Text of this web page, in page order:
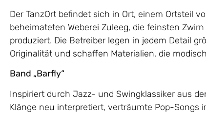
Der TanzOrt befindet sich in Ort, einem Ortsteil
beheimateten Weberei Zuleeg, die feinsten
produziert. Die Betreiber legen in jedem Detail
Originalität und schaffen Materialien, die
Band „Barfly“
Inspiriert durch Jazz- und Swingklassiker aus
Klänge neu interpretiert, verträumte Pop-Songs